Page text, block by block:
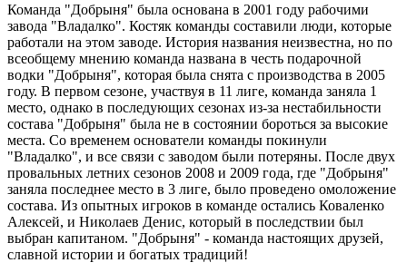
Команда "Добрыня" была основана в 2001 году рабочими
завода "Владалко". Костяк команды составили люди, которые
работали на этом заводе. История названия неизвестна, но по
всеобщему мнению команда названа в честь подарочной
водки "Добрыня", которая была снята с производства в 2005
году. В первом сезоне, участвуя в 11 лиге, команда заняла 1
место, однако в последующих сезонах из-за нестабильности
состава "Добрыня" была не в состоянии бороться за высокие
места. Со временем основатели команды покинули
"Владалко", и все связи с заводом были потеряны. После двух
провальных летних сезонов 2008 и 2009 года, где "Добрыня"
заняла последнее место в 3 лиге, было проведено омоложение
состава. Из опытных игроков в команде остались Коваленко
Алексей, и Николаев Денис, который в последствии был
выбран капитаном. "Добрыня" - команда настоящих друзей,
славной истории и богатых традиций!